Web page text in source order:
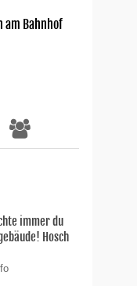
am Bahnhof
immer du
Hosch